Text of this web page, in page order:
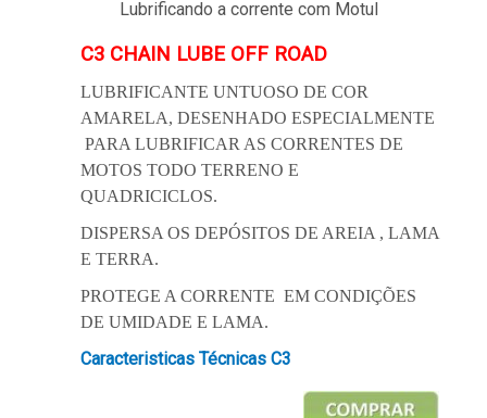
Lubrificando a corrente com Motul
C3 CHAIN LUBE OFF ROAD
LUBRIFICANTE UNTUOSO DE COR
AMARELA, DESENHADO ESPECIALMENTE
PARA LUBRIFICAR AS CORRENTES DE
MOTOS TODO TERRENO E
QUADRICICLOS.
DISPERSA OS DEPÓSITOS DE AREIA , LAMA
E TERRA.
PROTEGE A CORRENTE EM CONDIÇÕES
DE UMIDADE E LAMA.
Caracteristicas Técnicas C3